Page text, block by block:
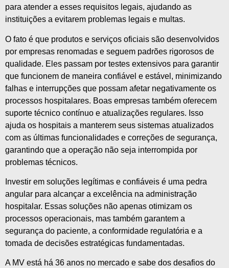
para atender a esses requisitos legais, ajudando as
instituições a evitarem problemas legais e multas.
O fato é que produtos e serviços oficiais são desenvolvidos
por empresas renomadas e seguem padrões rigorosos de
qualidade. Eles passam por testes extensivos para garantir
que funcionem de maneira confiável e estável, minimizando
falhas e interrupções que possam afetar negativamente os
processos hospitalares. Boas empresas também oferecem
suporte técnico contínuo e atualizações regulares. Isso
ajuda os hospitais a manterem seus sistemas atualizados
com as últimas funcionalidades e correções de segurança,
garantindo que a operação não seja interrompida por
problemas técnicos.
Investir em soluções legítimas e confiáveis é uma pedra
angular para alcançar a excelência na administração
hospitalar. Essas soluções não apenas otimizam os
processos operacionais, mas também garantem a
segurança do paciente, a conformidade regulatória e a
tomada de decisões estratégicas fundamentadas.
A MV está há 36 anos no mercado e sabe dos desafios do